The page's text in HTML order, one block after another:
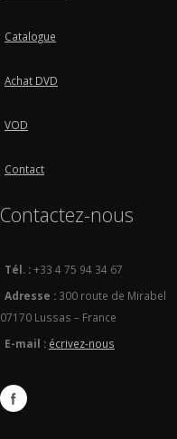
Catalogue
Achat DVD
VOD
Contact
Contactez-nous
Tél. :+33 4 75 94 34 67
Adresse : 300 route de Mirabel
07170 Lussas – France
E-mail : écrivez-nous